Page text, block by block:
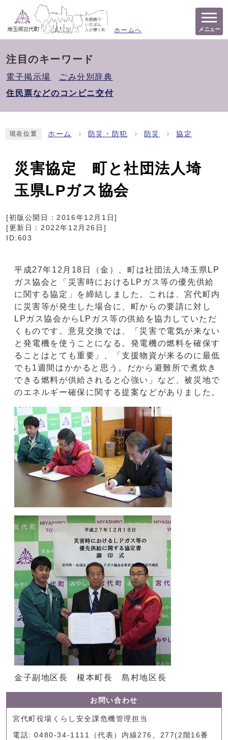
ホームへ メニュー
注目のキーワード
電子掲示場
ごみ分別辞典
住民票などのコンビニ交付
現在位置 ホーム 防災・防犯 防災 協定
災害協定 町と社団法人埼
玉県LPガス協会
[初版公開日：2016年12月1日]
[更新日： 2022年12月26日 ]
ID:603
平成27年12月18日（金）、町は社団法人埼玉県LP
ガス協会と「災害時におけるLPガス等の優先供給
に関する協定」を締結しました。これは、宮代町内
に災害等が発生した場合に、町からの要請に対し
LPガス協会からLPガス等の供給を協力していただ
くものです。意見交換では、「災害で電気が来ない
と発電機を使うことになる。発電機の燃料を確保す
ることはとても重要」、「支援物資が来るのに最低
でも1週間はかかると思う。だから避難所で煮炊き
できる燃料が供給されると心強い」など、被災地で
のエネルギー確保に関する提案などがありました。
金子副地区長 榎本町長 島村地区長
お問い合わせ
宮代町役場くらし安全課危機管理担当
電話: 0480-34-1111（代表）内線276、277(2階16番